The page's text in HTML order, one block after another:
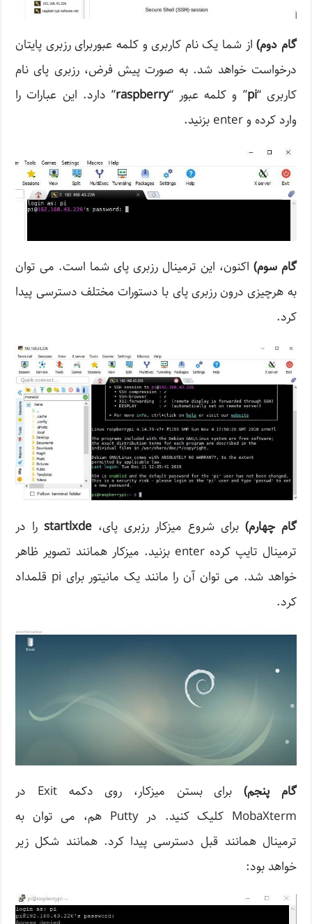
گام دوم)از شما یک نام کاربری و کلمه عبوربرای رزبری پایتان
درخواست خواهد شد. به صورت پیش فرض، رزبری پای نام
کاربری “pi” و کلمه عبور “raspberry” دارد. این عبارات را
وارد کرده و enter بزنید.
گام سوم) اکنون، این ترمینال رزبری پای شما است. می توان
به هرچیزی درون رزبری پای با دستورات مختلف دسترسی پیدا
کرد.
گام چهارم) برای شروع میزکار رزبری پای،startlxde را در
ترمینال تایپ کرده enter بزنید. میزکار همانند تصویر ظاهر
خواهد شد. می توان آن را مانند یک مانیتور برای pi قلمداد
کرد.
گام پنجم)
برای بستن میزکار، روی دکمه Exit در
MobaXterm کلیک کنید. در Putty هم، می توان به
ترمینال همانند قبل دسترسی پیدا کرد. همانند شکل زیر
خواهد بود: